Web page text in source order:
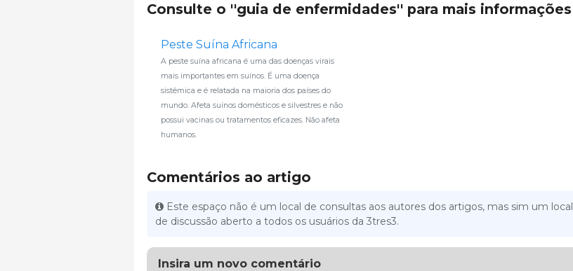
Consulte o ''guia de enfermidades'' para mais informações
Peste Suína Africana
A peste suína africana é uma das doenças virais
mais importantes em suínos. É uma doença
sistêmica e é relatada na maioria dos países do
mundo. Afeta suínos domésticos e silvestres e não
possui vacinas ou tratamentos eficazes. Não afeta
humanos.
Comentários ao artigo
Este espaço não é um local de consultas aos autores dos artigos, mas sim um local
de discussão aberto a todos os usuários da 3tres3.
Insira um novo comentário